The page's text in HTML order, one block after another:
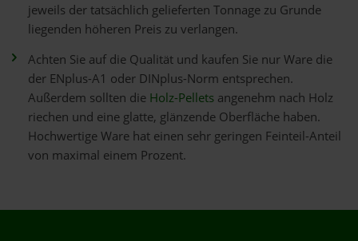
jeweils der tatsächlich gelieferten Tonnage zu Grunde
liegenden höheren Preis zu verlangen.
Achten Sie auf die Qualität und kaufen Sie nur Ware die
der ENplus-A1 oder DINplus-Norm entsprechen.
Außerdem sollten die Holz-Pellets angenehm nach Holz
riechen und eine glatte, glänzende Oberfläche haben.
Hochwertige Ware hat einen sehr geringen Feinteil-Anteil
von maximal einem Prozent.